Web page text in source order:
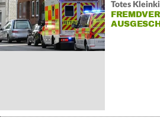
Totes